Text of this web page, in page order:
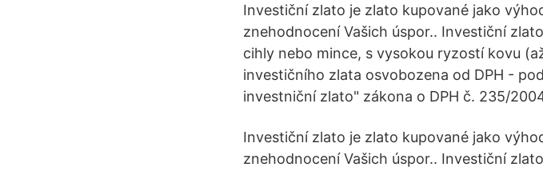
Investiční zlato je zlato kupované jako
znehodnocení Vašich úspor.. Investiční
cihly nebo mince, s vysokou ryzostí kovu
investičního zlata osvobozena od DPH -
investniční zlato" zákona o DPH č. 235/
Investiční zlato je zlato kupované jako
znehodnocení Vašich úspor.. Investiční